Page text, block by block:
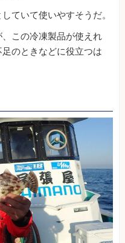
ていて使いやすそうだ。
この冷凍製品が使えれ
のときなどに役立つは